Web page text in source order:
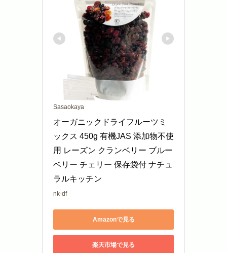
Sasaokaya
オーガニックドライフルーツミ
ックス 450g 有機JAS 添加物不使
用 レーズン クランベリー ブルー
ベリー チェリー 保存袋付 ナチュ
ラルキッチン
nk-df
Amazonで見る
楽天市場で見る